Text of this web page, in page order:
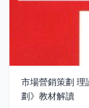
市場營銷策劃
劃》教材解讀